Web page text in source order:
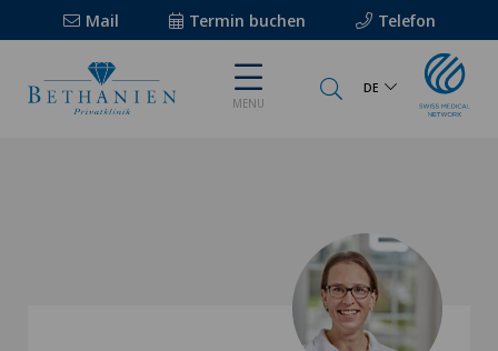
Mail Termin buchen Telefon
MENU
DE